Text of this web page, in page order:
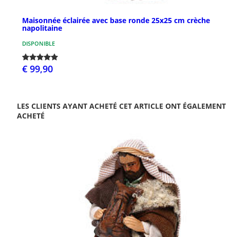
Maisonnée éclairée avec base ronde 25x25 cm crèche
napolitaine
DISPONIBLE
€ 99,90
LES CLIENTS AYANT ACHETÉ CET ARTICLE ONT ÉGALEMENT
ACHETÉ